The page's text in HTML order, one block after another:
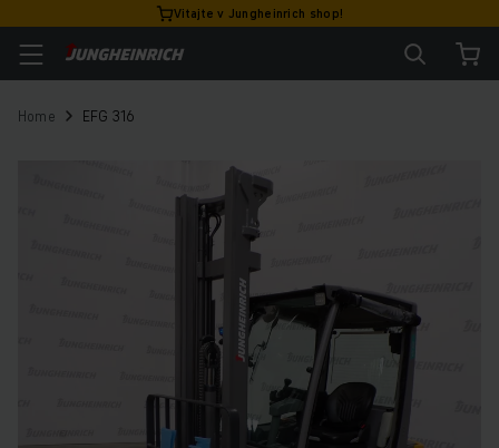
Vitajte v Jungheinrich shop!
Home EFG 316